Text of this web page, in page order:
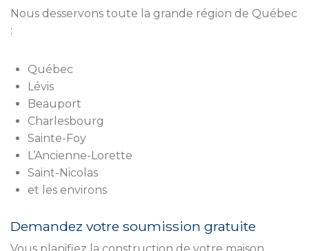
Nous desservons toute la grande région de Québec
:
Québec
Lévis
Beauport
Charlesbourg
Sainte-Foy
L’Ancienne-Lorette
Saint-Nicolas
et les environs
Demandez votre soumission gratuite